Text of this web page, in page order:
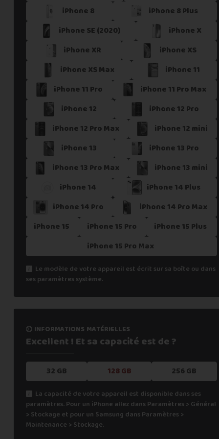
Si vous ne trouvez pas une offre correspondant aux
Vous pouvez éventuellement nous contacter.
iPhone 8
iPhone 8 Plus
iPhone SE (2020)
iPhone X
iPhone XR
iPhone XS
iPhone XS Max
iPhone 11
iPhone 11 Pro
iPhone 11 Pro Max
iPhone 12
iPhone 12 Pro
iPhone 12 Pro Max
iPhone 12 mini
iPhone 13
iPhone 13 Pro
iPhone 13 Pro Max
iPhone 13 mini
iPhone 14
iPhone 14 Plus
iPhone 14 Pro
iPhone 14 Pro Max
iPhone 15
iPhone 15 Pro
iPhone 15 Plus
iPhone 15 Pro Max
Le modèle de votre appareil est écrit sur sa boîte ou dans
ses paramètres système.
informations matérielles
Excellent ! Et sa capacitéest de ?
32 GB 128 GB 256 GB
La capacité de votre appareil est disponible dans ses
paramètres. Pour un iPhone allez dans Paramètres > Général
> Stockage et pour un Samsung dans Paramètres >
Maintenance > Stockage.